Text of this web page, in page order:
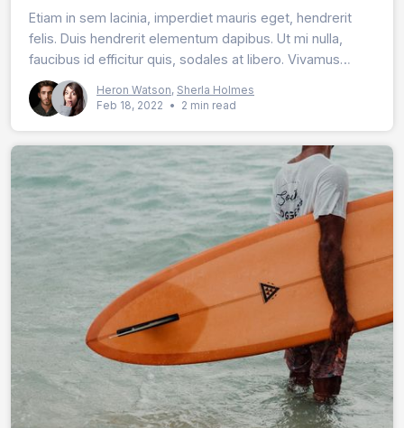
Etiam in sem lacinia, imperdiet mauris eget, hendrerit
felis. Duis hendrerit elementum dapibus. Ut mi nulla,
faucibus id efficitur quis, sodales at libero. Vivamus
lobortis magna nec purus tincidunt malesuada.
Heron Watson, Sherla Holmes
Feb 18, 2022
• 2 min read